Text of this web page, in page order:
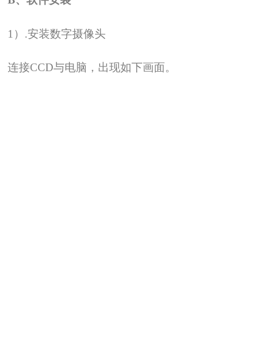
1 ）.安装数字摄像头
连接CCD与电脑，出现如下画面。